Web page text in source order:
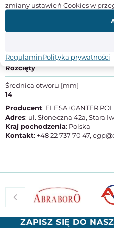
SPECYFIKACJA
Materiał
Rodzaj pierścienia
Rozcięty
Średnica otworu [mm]
14
Producent: ELESA+GANTER
Adres: ul. Słoneczna 42a, Stara
Kraj pochodzenia: Polska
Kontakt: +48 22 737 70 47,
ZAPISZ SIĘ DO
zmiany ustawień Cookies w
RegulaminPolityka prywatności